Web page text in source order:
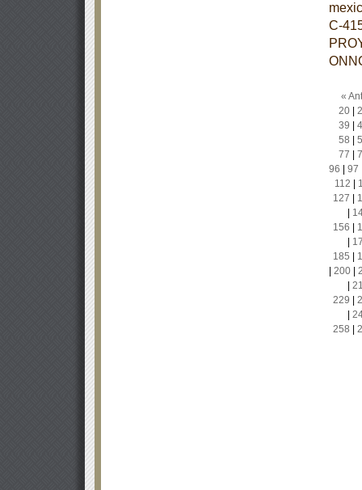
C-
«
20|
39
58
77
96
97
112
127
156
185
200|
229
258